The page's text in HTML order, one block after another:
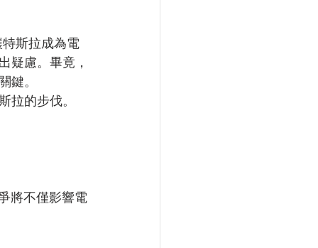
斯拉成為電
疑慮。畢竟，
鍵。
拉的步伐。
將不僅影響電